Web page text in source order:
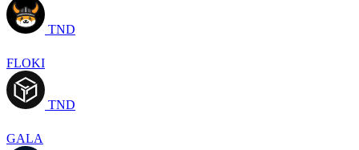
TND
FLOKI
TND
GALA